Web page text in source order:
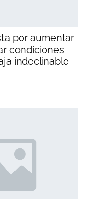
por aumentar
condiciones
indeclinable